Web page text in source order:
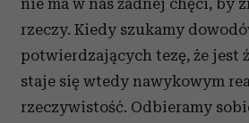
nie ma w nas żadnej chęci, by
rzeczy. Kiedy szukamy
potwierdzających tezę, że jest
staje się wtedy nawykowym
rzeczywistość. Odbieramy